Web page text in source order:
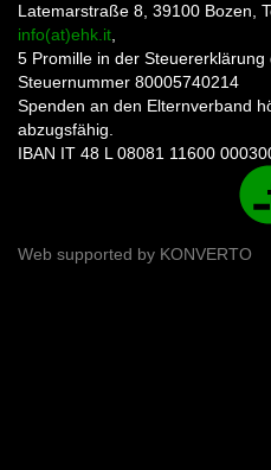
Latemarstraße 8, 39100 Bozen,
info(at)ehk.it
5 Promille in der Steuererklärung
Steuernummer 80005740214
Spenden an den Elternverband
abzugsfähig.
IBAN IT 48 L 08081 11600
Web supported by KONVERTO